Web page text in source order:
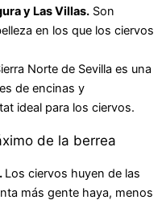
y Las Villas. Son
en los que los ciervos
Norte de Sevilla es una
de encinas y
ideal para los ciervos.
de la berrea
Los ciervos huyen de las
más gente haya, menos